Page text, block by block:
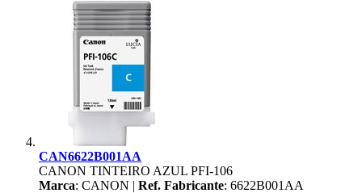
CAN6622B001AA
CANON TINTEIRO AZUL PFI-106
Marca: CANON | Ref. Fabricante: 6622B001AA